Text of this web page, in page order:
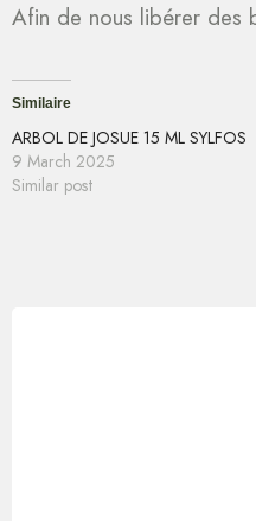
Afin de nous libérer des
Similaire
ARBOL DE JOSUE 15 ML SYLFOS
9 March 2025
Similar post